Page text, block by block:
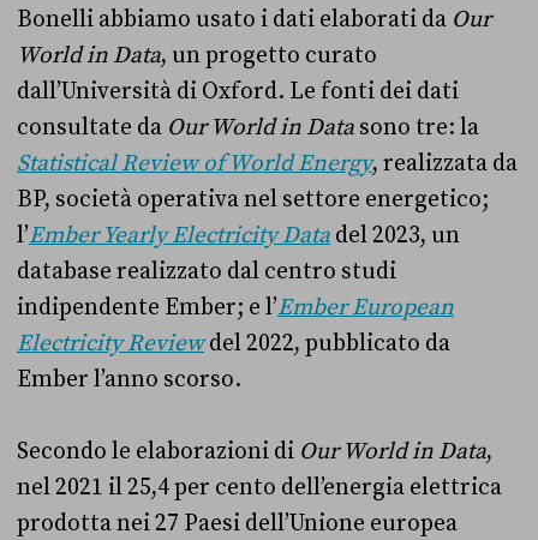
Bonelli abbiamo usato i dati elaborati da Our
World in Data, un progetto curato
dall’Università di Oxford. Le fonti dei dati
consultate da Our World in Data sono tre: la
Statistical Review of World Energy, realizzata da
BP, società operativa nel settore energetico;
l’Ember Yearly Electricity Data del 2023, un
database realizzato dal centro studi
indipendente Ember; e l’Ember European
Electricity Reviewdel 2022, pubblicato da
Ember l’anno scorso.
Secondo le elaborazioni di Our World in Data,
nel 2021 il 25,4 per cento dell’energia elettrica
prodotta nei 27 Paesi dell’Unione europea